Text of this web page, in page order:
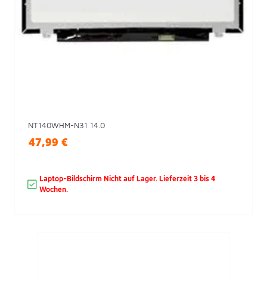
NT140WHM-N31 14.0
47,99 €
Laptop-Bildschirm Nicht auf Lager. Lieferzeit 3 ​​bis 4
Wochen.